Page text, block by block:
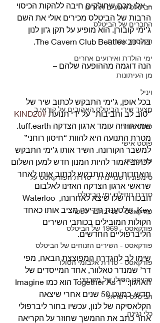
הביטלס ואמנים אחרים
החברים של הביטלס
הקלטות אחרות
ימי הולדת ואירועים אחרים
מן העיתונות
ויניל
מצעד שירי הביטלס האהובים על קוראי ב
פוסט אורח
פוסט אישי
פודקאסט
סימפוניה שמיימית - סדרת הפודקאסט על
סדרת תחילת ימי הביטלס
פודקאסט - מריבולבר לפפר
פודקאסט - 1969 של הביטלס
פודקאסט - השירים הזנוחים של הביטלס
פודקאסט - סדרת אלבומי הסולו
פרויקט הסולו של מקרטני
הביטלס וישראל
כלי נגינה
– אלו מכם שחולקים חיבה ללהקות הכיסוי
הרבות של הביטלס מכירים אולי את השם
ג’ימי קובורן. הוא מופיע על תקן ג’ון לנון
בהרכב The Cavern Club Beatles.
הנה דוגמה מההופעה שלהם –
בכל אופן, ג’ימי התבקש לכתוב שיר של
“טוב לב וחביבות” על ידי תנועת #KIND20
שמאחוריה עומד ארגון הצדקה tuff.earth.
מטרת התנועה היא להוות “חיסון רוחני”
למשבר הקורונה. השיר אותו ג’ימי התבקש
לכתוב אמור להיות המנון חדש למען השלום
והאחדות והוא התבקש לכתוב אותו לאחר
שראשי ארגון הצדקה האזינו לאלבום
הבכורה שלו שיצא לאחרונה, Waterloo
Key, שלטענת הידיעה מציב אותו כאחד
הקולות המובילים בכותבי השירים
הליברפוליים החדשים.
שימו לב להגדרה המפוצצת הבאה, מפי
דר’ שמנדר טאלוור, אחד המייסדים של
חדש. כמעט 50 שנים אחרי שיצאה
הקלאסיקה של לנון, עכשיו בחור ליברפולי
אחר כתב את ההמשך שחוזר על הקריאה